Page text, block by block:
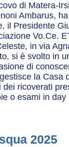
di Matera-
Ambarus,
il Presidente
Vo.Ce.
in via
si è svolto in
di
la Casa
ricoverati
o esami in day
2025